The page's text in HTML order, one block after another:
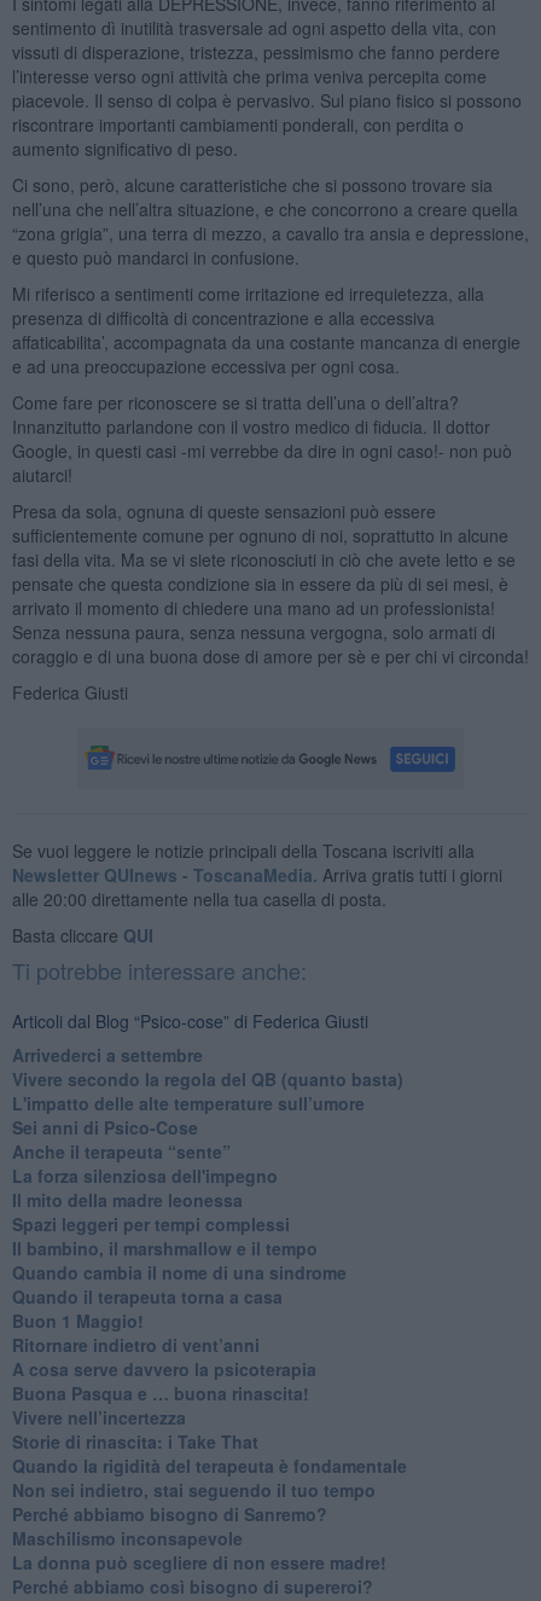
sentimento dì inutilità trasversale ad ogni aspetto della vita, con
vissuti di disperazione, tristezza, pessimismo che fanno perdere
l’interesse verso ogni attività che prima veniva percepita come
piacevole. Il senso di colpa è pervasivo. Sul piano fisico si possono
riscontrare importanti cambiamenti ponderali, con perdita o
aumento significativo di peso.
Ci sono, però, alcune caratteristiche che si possono trovare sia
nell’una che nell’altra situazione, e che concorrono a creare quella
“zona grigia”, una terra di mezzo, a cavallo tra ansia e depressione,
e questo può mandarci in confusione.
Mi riferisco a sentimenti come irritazione ed irrequietezza, alla
presenza di difficoltà di concentrazione e alla eccessiva
affaticabilita’, accompagnata da una costante mancanza di energie
e ad una preoccupazione eccessiva per ogni cosa.
Come fare per riconoscere se si tratta dell’una o dell’altra?
Innanzitutto parlandone con il vostro medico di fiducia. Il dottor
Google, in questi casi -mi verrebbe da dire in ogni caso!- non può
aiutarci!
Presa da sola, ognuna di queste sensazioni può essere
sufficientemente comune per ognuno di noi, soprattutto in alcune
fasi della vita. Ma se vi siete riconosciuti in ciò che avete letto e se
pensate che questa condizione sia in essere da più di sei mesi, è
arrivato il momento di chiedere una mano ad un professionista!
Senza nessuna paura, senza nessuna vergogna, solo armati di
coraggio e di una buona dose di amore per sè e per chi vi circonda!
Federica Giusti
Se vuoi leggere le notizie principali della Toscana iscriviti alla
Newsletter QUInews - ToscanaMedia. Arriva gratis tutti i giorni
alle 20:00 direttamente nella tua casella di posta.
Basta cliccare QUI
Ti potrebbe interessare anche:
Articoli dal Blog “Psico-cose” di Federica Giusti
​Arrivederci a settembre
​Vivere secondo la regola del QB (quanto basta)
​L'impatto delle alte temperature sull’umore
Sei anni di Psico-Cose
​Anche il terapeuta “sente”
​La forza silenziosa dell'impegno
​Il mito della madre leonessa
Spazi leggeri per tempi complessi
Il bambino, il marshmallow e il tempo
​Quando cambia il nome di una sindrome
​Quando il terapeuta torna a casa
​Buon 1 Maggio!
Ritornare indietro di vent’anni
​A cosa serve davvero la psicoterapia
​Buona Pasqua e … buona rinascita!
​Vivere nell’incertezza
​Storie di rinascita: i Take That
​Quando la rigidità del terapeuta è fondamentale
​Non sei indietro, stai seguendo il tuo tempo
​Perché abbiamo bisogno di Sanremo?
​Maschilismo inconsapevole
​La donna può scegliere di non essere madre!
​Perché abbiamo così bisogno di supereroi?